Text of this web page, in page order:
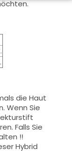
die Haut
Wenn Sie
Falls Sie
!!
Hybrid